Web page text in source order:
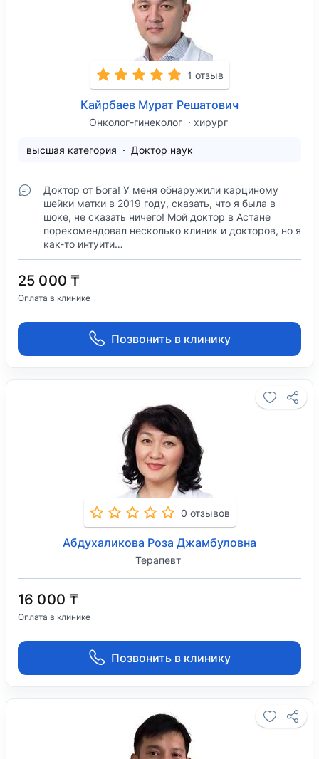
1 отзыв
Кайрбаев Мурат Решатович
Онколог-гинеколог хирург
высшая категория Доктор наук
Доктор от Бога! У меня обнаружили карциному
шейки матки в 2019 году, сказать, что я была в
шоке, не сказать ничего! Мой доктор в Астане
порекомендовал несколько клиник и докторов, но я
как-то интуити…
25 000 ₸
Оплата в клинике
Позвонить в клинику
0 отзывов
Абдухаликова Роза Джамбуловна
Терапевт
16 000 ₸
Оплата в клинике
Позвонить в клинику